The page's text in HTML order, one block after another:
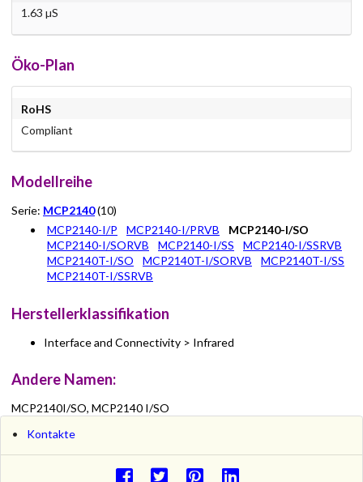
1.63 µS
Öko-Plan
RoHS
Compliant
Modellreihe
Serie: MCP2140(10)
MCP2140-I/P
MCP2140-I/PRVB
MCP2140-I/SO
MCP2140-I/SORVB
MCP2140-I/SS
MCP2140-I/SSRVB
MCP2140T-I/SO
MCP2140T-I/SORVB
MCP2140T-I/SS
MCP2140T-I/SSRVB
Herstellerklassifikation
Interface and Connectivity > Infrared
Andere Namen:
MCP2140I/SO, MCP2140 I/SO
Kontakte